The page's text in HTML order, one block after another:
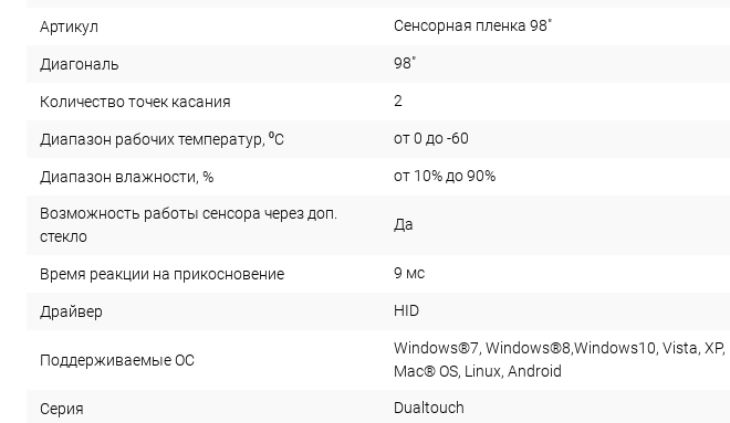
Артикул Сенсорная пленка 98"
Диагональ 98"
Количество точек касания 2
Диапазон рабочих температур, ⁰С от 0 до -60
Диапазон влажности, % от 10% до 90%
Возможность работы сенсора через доп.
стекло
Да
Время реакции на прикосновение 9 мс
Драйвер HID
Поддерживаемые ОС
Windows®7, Windows®8,Windows10, Vista, XP,
Mac® OS, Linux, Android
Серия Dualtouch